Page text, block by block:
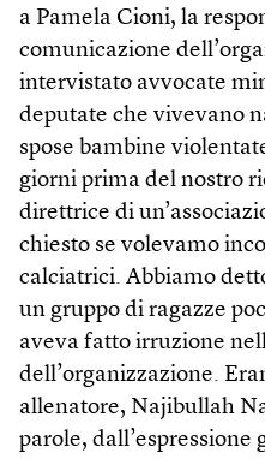
a Pamela Cioni, la
comunicazione
intervistato avvocate
deputate che vivevano
spose bambine
giorni prima del nostro
direttrice di
chiesto se volevamo
calciatrici. Abbiamo
un gruppo di ragazze
aveva fatto irruzione
dell’organizzazione.
allenatore, Najibullah
parole, dall’espressione